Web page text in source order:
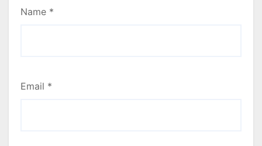
Name *
Email *